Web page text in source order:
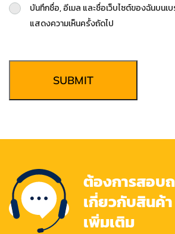
บันทึกชื่อ, อีเมล และชื่อเว็บไซต์ของฉันบนเ
แสดงความเห็นครั้งถัดไป
SUBMIT
ต้องการสอบ
เกี่ยวกับสินค้
เพิ่มเติม